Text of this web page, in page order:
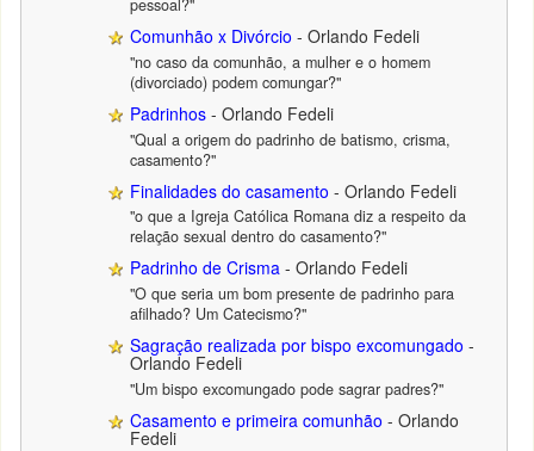
pessoal?"
Comunhão x Divórcio - Orlando Fedeli
"no caso da comunhão, a mulher e o homem
(divorciado) podem comungar?"
Padrinhos - Orlando Fedeli
"Qual a origem do padrinho de batismo, crisma,
casamento?"
Finalidades do casamento - Orlando Fedeli
"o que a Igreja Católica Romana diz a respeito da
relação sexual dentro do casamento?"
Padrinho de Crisma - Orlando Fedeli
"O que seria um bom presente de padrinho para
afilhado? Um Catecismo?"
Sagração realizada por bispo excomungado -
Orlando Fedeli
"Um bispo excomungado pode sagrar padres?"
Casamento e primeira comunhão - Orlando
Fedeli